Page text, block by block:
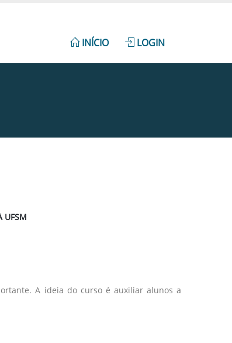
INÍCIO LOGIN
UFSM
A ideia do curso é auxiliar alunos a